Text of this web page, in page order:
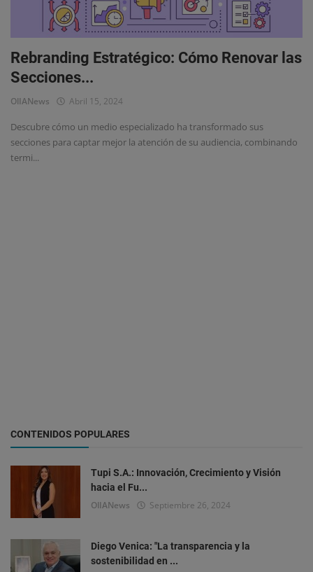
Eventos
Rebranding Estratégico: Cómo Renovar las
Secciones...
OlIANews Abril 15, 2024
Descubre cómo un medio especializado ha transformado sus
secciones para captar mejor la atención de su audiencia, combinando
termi...
CONTENIDOS POPULARES
Tupi S.A.: Innovación, Crecimiento y Visión
hacia el Fu...
OlIANews Septiembre 26, 2024
Diego Venica: "La transparencia y la
sostenibilidad en ...